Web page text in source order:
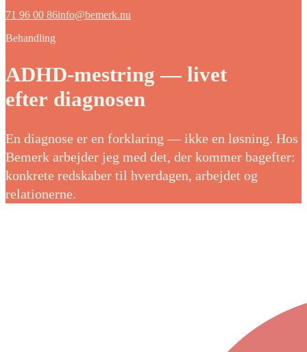
71 96 00 86info@bemerk.nu
Behandling
ADHD-mestring — livet
efter diagnosen
En diagnose er en forklaring — ikke en løsning. Hos
Bemerk arbejder jeg med det, der kommer bagefter:
konkrete redskaber til hverdagen, arbejdet og
relationerne.